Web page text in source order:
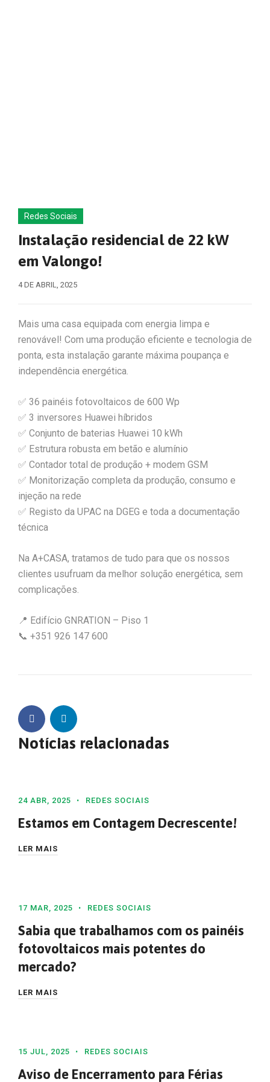
Redes Sociais
Instalação residencial de 22 kW
em Valongo!
4 DE ABRIL, 2025
Mais uma casa equipada com energia limpa e
renovável! Com uma produção eficiente e tecnologia de
ponta, esta instalação garante máxima poupança e
independência energética.
✅ 36 painéis fotovoltaicos de 600 Wp
✅ 3 inversores Huawei híbridos
✅ Conjunto de baterias Huawei 10 kWh
✅ Estrutura robusta em betão e alumínio
✅ Contador total de produção + modem GSM
✅ Monitorização completa da produção, consumo e
injeção na rede
✅ Registo da UPAC na DGEG e toda a documentação
técnica
Na A+CASA, tratamos de tudo para que os nossos
clientes usufruam da melhor solução energética, sem
complicações.
📍 Edifício GNRATION – Piso 1
📞 +351 926 147 600
Notícias relacionadas
24 ABR, 2025 REDES SOCIAIS
Estamos em Contagem Decrescente!
LER MAIS
17 MAR, 2025 REDES SOCIAIS
Sabia que trabalhamos com os painéis
fotovoltaicos mais potentes do
mercado?
LER MAIS
15 JUL, 2025 REDES SOCIAIS
Aviso de Encerramento para Férias